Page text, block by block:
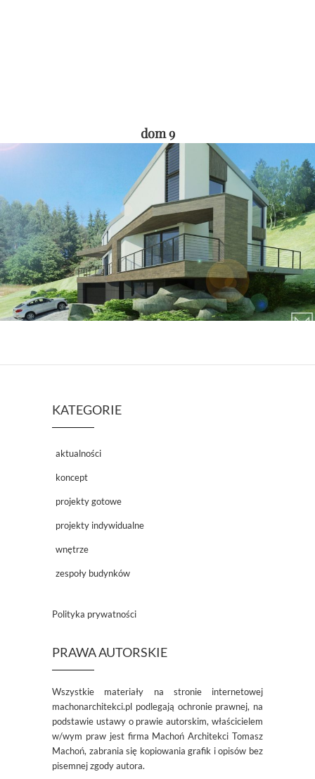
dom 9
KATEGORIE
aktualności
koncept
projekty gotowe
projekty indywidualne
wnętrze
zespoły budynków
Polityka prywatności
PRAWA AUTORSKIE
Wszystkie materiały na stronie internetowej
machonarchitekci.pl podlegają ochronie prawnej, na
podstawie ustawy o prawie autorskim, właścicielem
w/wym praw jest firma Machoń Architekci Tomasz
Machoń, zabrania się kopiowania grafik i opisów bez
pisemnej zgody autora.